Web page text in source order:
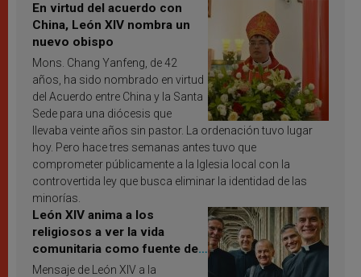
En virtud del acuerdo con
China, León XIV nombra un
nuevo obispo
Mons. Chang Yanfeng, de 42
años, ha sido nombrado en virtud
del Acuerdo entre China y la Santa
Sede para una diócesis que
llevaba veinte años sin pastor. La ordenación tuvo lugar
hoy. Pero hace tres semanas antes tuvo que
comprometer públicamente a la Iglesia local con la
controvertida ley que busca eliminar la identidad de las
minorías.
León XIV anima a los
religiosos a ver la vida
comunitaria como fuente de
inspiración y santificación
Mensaje de León XIV a la